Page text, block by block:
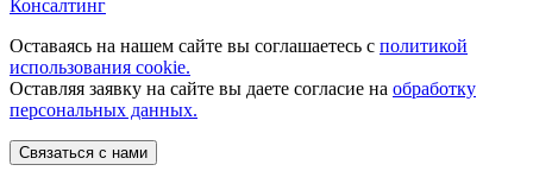
Консалтинг
Оставаясь на нашем сайте вы соглашаетесь с политикой
использования cookie.
Оставляя заявку на сайте вы даете согласие на обработку
персональных данных.
Связаться с нами